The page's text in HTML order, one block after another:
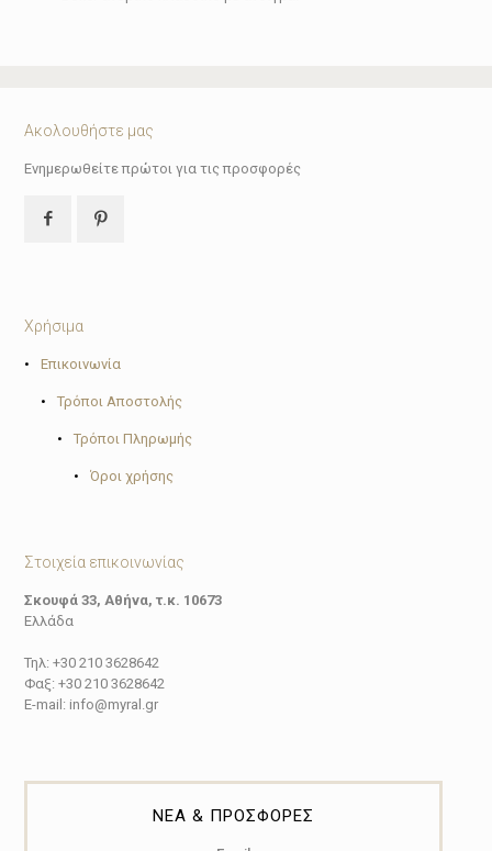
Ακολουθήστε μας
Ενημερωθείτε πρώτοι για τις προσφορές
Χρήσιμα
• Επικοινωνία
• Τρόποι Αποστολής
• Τρόποι Πληρωμής
• Όροι χρήσης
Στοιχεία επικοινωνίας
Σκουφά 33, Αθήνα, τ.κ. 10673
Ελλάδα
Τηλ: +30 210 3628642
Φαξ: +30 210 3628642
E-mail: info@myral.gr
ΝΕΑ & ΠΡΟΣΦΟΡΕΣ